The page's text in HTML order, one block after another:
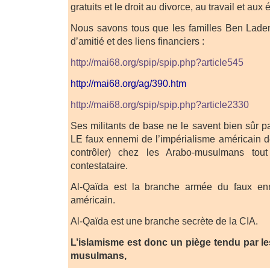
gratuits et le droit au divorce, au travail et aux
Nous savons tous que les familles Ben
d’amitié et des liens financiers :
http://mai68.org/spip/spip.php?article545
http://mai68.org/ag/390.htm
http://mai68.org/spip/spip.php?article2330
Ses militants de base ne le savent bien sûr
LE faux ennemi de l’impérialisme américain
contrôler) chez les Arabo-musulmans
contestataire.
Al-Qaïda est la branche armée du faux
américain.
Al-Qaïda est une branche secrète de la CIA.
L’islamisme est donc un piège tendu par
musulmans,